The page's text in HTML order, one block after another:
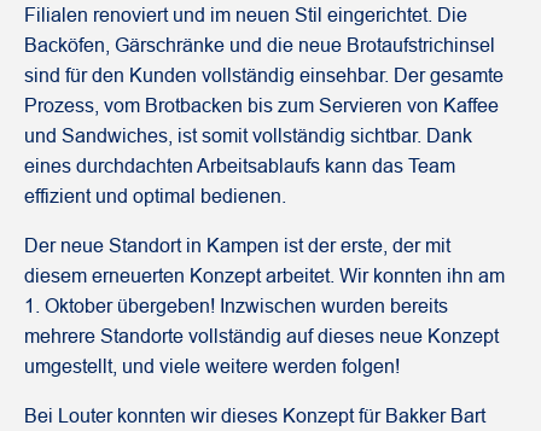
Filialen renoviert und im neuen Stil eingerichtet. Die
Backöfen, Gärschränke und die neue Brotaufstrichinsel
sind für den Kunden vollständig einsehbar. Der gesamte
Prozess, vom Brotbacken bis zum Servieren von Kaffee
und Sandwiches, ist somit vollständig sichtbar. Dank
eines durchdachten Arbeitsablaufs kann das Team
effizient und optimal bedienen.
Der neue Standort in Kampen ist der erste, der mit
diesem erneuerten Konzept arbeitet. Wir konnten ihn am
1. Oktober übergeben! Inzwischen wurden bereits
mehrere Standorte vollständig auf dieses neue Konzept
umgestellt, und viele weitere werden folgen!
Bei Louter konnten wir dieses Konzept für Bakker Bart